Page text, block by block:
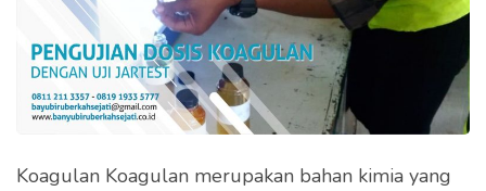
Koagulan Koagulan merupakan bahan kimia yang